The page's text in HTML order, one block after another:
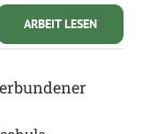
ARBEIT LESEN